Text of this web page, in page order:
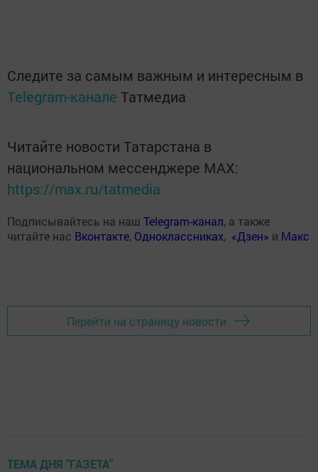
Следите за самым важным и интересным в
Telegram-канале Татмедиа
Читайте новости Татарстана в
национальном мессенджере MАХ:
https://max.ru/tatmedia
Подписывайтесь на наш Telegram-канал, а также
читайте нас Вконтакте, Одноклассниках, «Дзен» и Макс
Перейти на страницу новости
ТЕМА ДНЯ "ГАЗЕТА"